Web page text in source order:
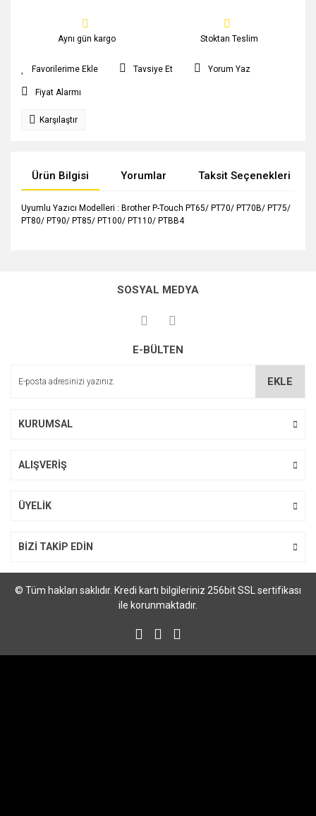
Aynı gün kargo Stoktan Teslim
Tavsiye Et Yorum Yaz
Fiyat Alarmı
Karşılaştır
Ürün Bilgisi Yorumlar Taksit Seçenekleri
Uyumlu Yazıcı Modelleri : Brother P-Touch PT65/ PT70/ PT70B/ PT75/
PT80/ PT90/ PT85/ PT100/ PT110/ PTBB4
kullanarak tarafımıza iletebilirsiniz.
Görüş ve önerileriniz için teşekkür ederiz.
Ürün açıklamasında eksik bilgiler bulunuyor.
SOSYAL MEDYA
E-BÜLTEN
EKLE
KURUMSAL
ALIŞVERİŞ
ÜYELİK
BİZİ TAKİP EDİN
© Tüm hakları saklıdır. Kredi kartı bilgileriniz 256bit SSL sertifikası
ile korunmaktadır.